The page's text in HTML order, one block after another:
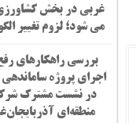
غربی در بخش
می شود؛ لزوم تغییر
بررسی راهکارهای
اجرای پروژه
در نشست مشترک
منطقه‌ای